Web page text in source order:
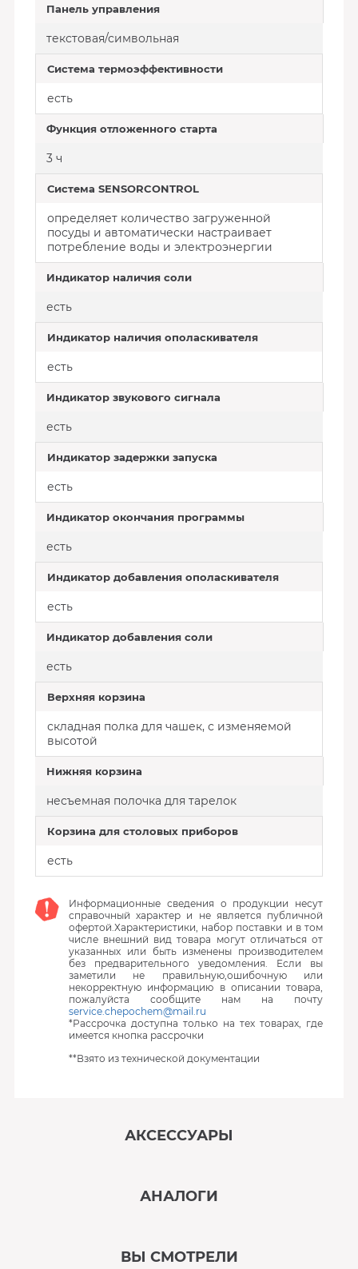
Панель управления
текстовая/символьная
Система термоэффективности
есть
Функция отложенного старта
3 ч
Система SENSORCONTROL
определяет количество загруженной
посуды и автоматически настраивает
потребление воды и электроэнергии
Индикатор наличия соли
есть
Индикатор наличия ополаскивателя
есть
Индикатор звукового сигнала
есть
Индикатор задержки запуска
есть
Индикатор окончания программы
есть
Индикатор добавления ополаскивателя
есть
Индикатор добавления соли
есть
Верхняя корзина
складная полка для чашек, с изменяемой
высотой
Нижняя корзина
несъемная полочка для тарелок
Корзина для столовых приборов
есть
Информационные сведения о продукции несут
справочный характер и не является публичной
офертой.Характеристики, набор поставки и в том
числе внешний вид товара могут отличаться от
указанных или быть изменены производителем
без предварительного уведомления. Если вы
заметили не правильную,ошибочную или
некорректную информацию в описании товара,
пожалуйста сообщите нам на почту
service.chepochem@mail.ru
*Рассрочка доступна только на тех товарах, где
имеется кнопка рассрочки
**Взято из технической документации
АКСЕССУАРЫ
АНАЛОГИ
ВЫ СМОТРЕЛИ